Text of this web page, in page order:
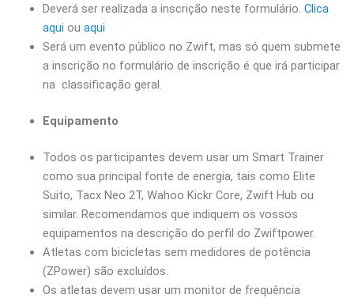
Deverá ser realizada a inscrição neste formulário. Clica
aqui ou aqui
Será um evento público no Zwift, mas só quem submete
a inscrição no formulário de inscrição é que irá participar
na classificação geral.
Equipamento
Todos os participantes devem usar um Smart Trainer
como sua principal fonte de energia, tais como Elite
Suito, Tacx Neo 2T, Wahoo Kickr Core, Zwift Hub ou
similar. Recomendamos que indiquem os vossos
equipamentos na descrição do perfil do Zwiftpower.
Atletas com bicicletas sem medidores de potência
(ZPower) são excluídos.
Os atletas devem usar um monitor de frequência